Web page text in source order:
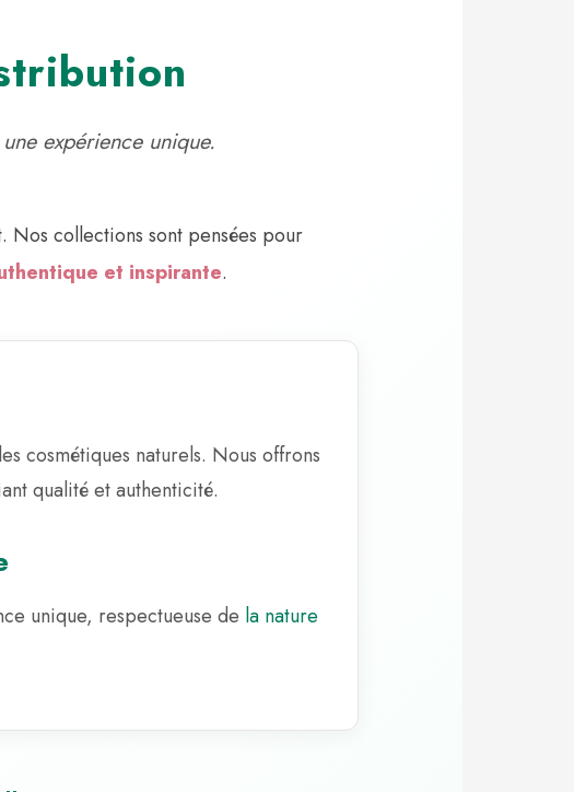
expérience unique.
Nos collections sont pensées pour
et inspirante.
cosmétiques naturels. Nous offrons
qualité et authenticité.
unique, respectueuse de la nature